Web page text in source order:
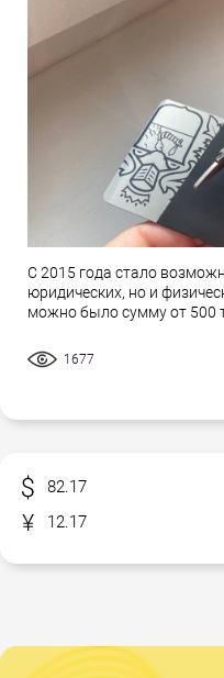
С 2015 года стало
юридических, но и
можно было сумму от 500
1677
82.17
12.17